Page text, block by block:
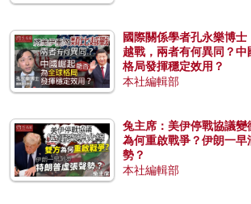
國際關係學者孔永樂博
越戰，兩者有何異同？
格局發揮穩定效用？
本社編輯部
兔主席：美伊停戰協議變
為何重啟戰爭？伊朗一早
勢？
本社編輯部